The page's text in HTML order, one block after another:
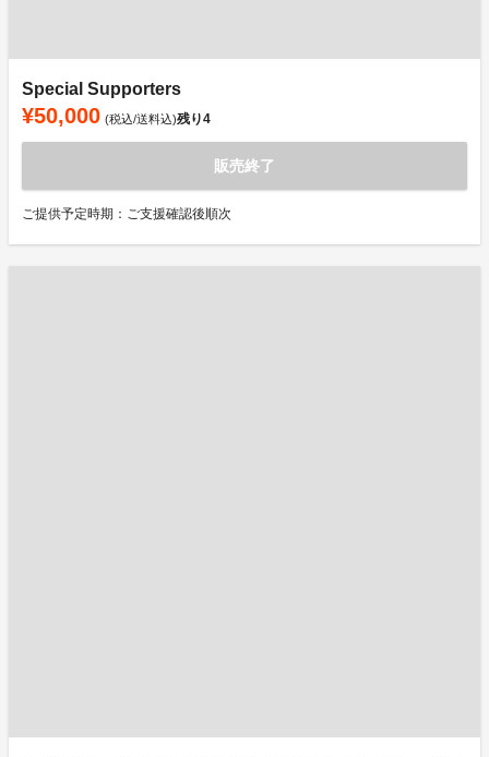
Special Supporters
¥50,000 (税込/送料込)残り4
販売終了
ご提供予定時期：ご支援確認後順次